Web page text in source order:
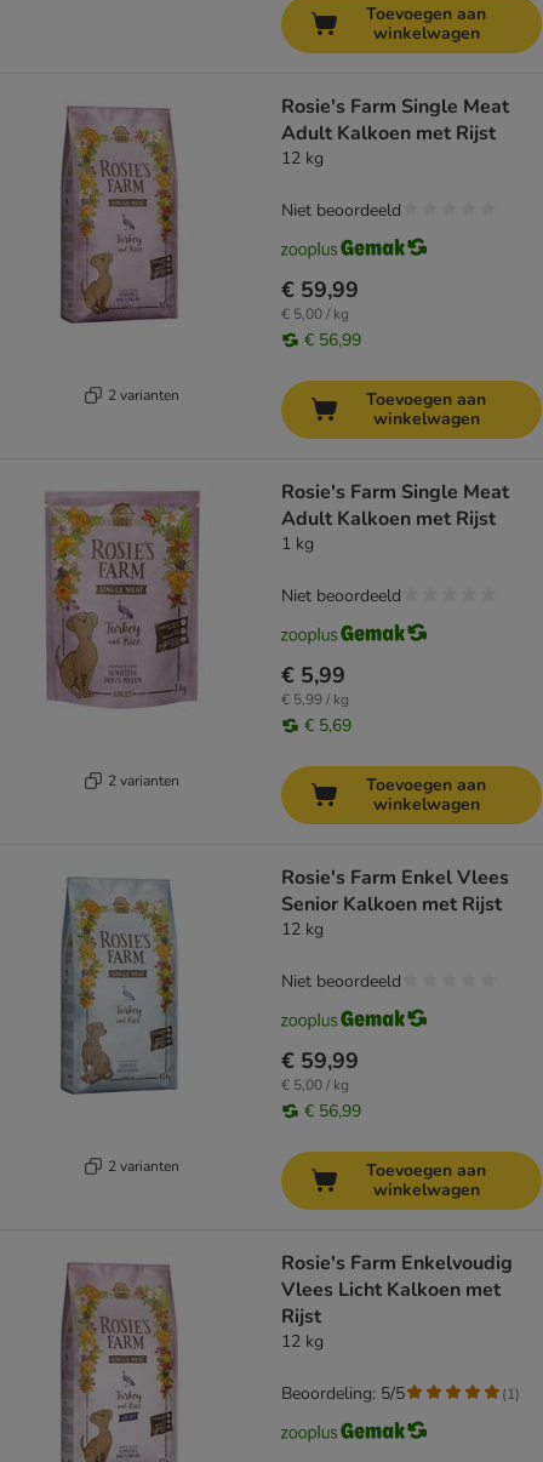
Toevoegen aan
winkelwagen
2 varianten
Rosie's Farm Single Meat
Adult Kalkoen met Rijst
12 kg
€ 59,99
€ 5,00 / kg
€ 56,99
Niet beoordeeld
Toevoegen aan
winkelwagen
2 varianten
Rosie's Farm Single Meat
Adult Kalkoen met Rijst
1 kg
€ 5,99
€ 5,99 / kg
€ 5,69
Niet beoordeeld
Toevoegen aan
winkelwagen
2 varianten
Rosie's Farm Enkel Vlees
Senior Kalkoen met Rijst
12 kg
€ 59,99
€ 5,00 / kg
€ 56,99
Niet beoordeeld
Toevoegen aan
winkelwagen
Rosie's Farm Enkelvoudig
Vlees Licht Kalkoen met
Rijst
12 kg
Beoordeling: 5/5 (1)